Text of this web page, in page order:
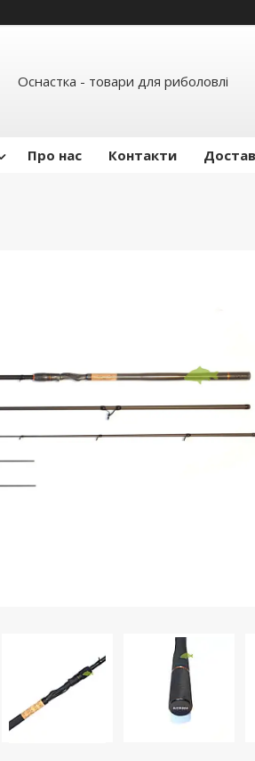
Оснастка - товари для риболовлі
Про нас Контакти